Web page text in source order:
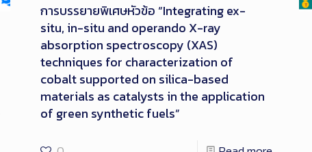
การบรรยายพิเศษหัวข้อ “Integrating ex-
situ, in-situ and operando X-ray
absorption spectroscopy (XAS)
techniques for characterization of
cobalt supported on silica-based
materials as catalysts in the application
of green synthetic fuels”